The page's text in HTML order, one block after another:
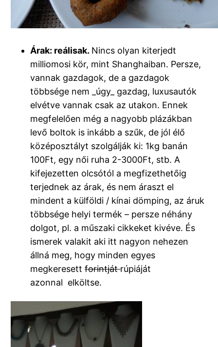
Árak: reálisak. Nincs olyan kiterjedt
milliomosi kör, mint Shanghaiban. Persze,
vannak gazdagok, de a gazdagok
többsége nem _úgy_ gazdag, luxusautók
elvétve vannak csak az utakon. Ennek
megfelelően még a nagyobb plázákban
levő boltok is inkább a szűk, de jól élő
középosztályt szolgálják ki: 1kg banán
100Ft, egy női ruha 2-3000Ft, stb. A
kifejezetten olcsótól a megfizethetőig
terjednek az árak, és nem áraszt el
mindent a külföldi / kínai dömping, az áruk
többsége helyi termék – persze néhány
dolgot, pl. a műszaki cikkeket kivéve. És
ismerek valakit aki itt nagyon nehezen
állná meg, hogy minden egyes
megkeresettforintjátrúpiáját
azonnal elköltse.